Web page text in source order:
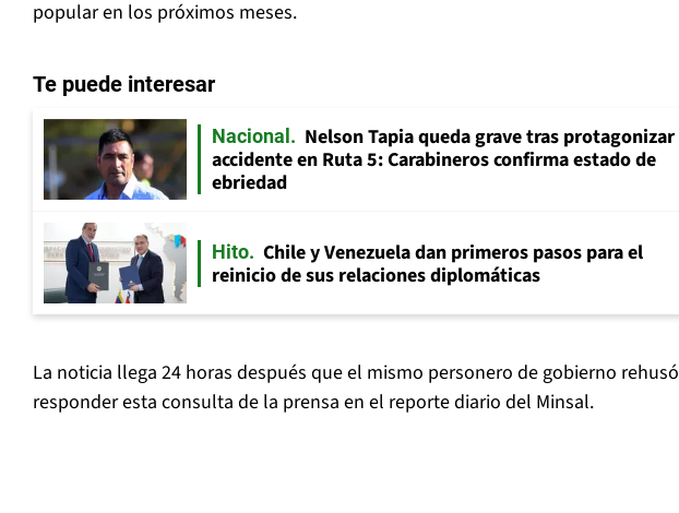
popular en los próximos meses.
Te puede interesar
Nacional
Nelson Tapia queda grave tras protagonizar
accidente en Ruta 5: Carabineros confirma estado de
ebriedad
Hito
Chile y Venezuela dan primeros pasos para el
reinicio de sus relaciones diplomáticas
La noticia llega 24 horas después que el mismo personero de gobierno rehusó
responder esta consulta de la prensa en el reporte diario del Minsal.